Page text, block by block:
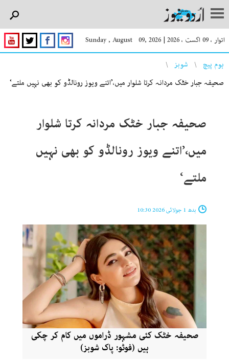
اتوار ، 09 اگست ، 2026 |
Sunday , August 09, 2026
You are here
ہوم پیچ
شوبز
صحیفہ جبار خٹک مردانہ کرتا شلوار میں،’اتنے ویوز رونالڈو کو بھی نہیں ملتے‘
صحیفہ جبار خٹک مردانہ کرتا شلوار
میں،’اتنے ویوز رونالڈو کو بھی نہیں
ملتے‘
بدھ 1 جولائی 2026 10:30
صحیفہ خٹک کئی مشہور ڈراموں میں کام کر چکی
ہیں (فوٹو: پاک شوبز)